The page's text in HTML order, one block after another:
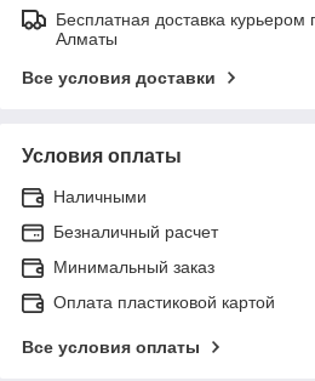
Бесплатная доставка курьером
Алматы
Все условия доставки
Условия оплаты
Наличными
Безналичный расчет
Минимальный заказ
Оплата пластиковой картой
Все условия оплаты